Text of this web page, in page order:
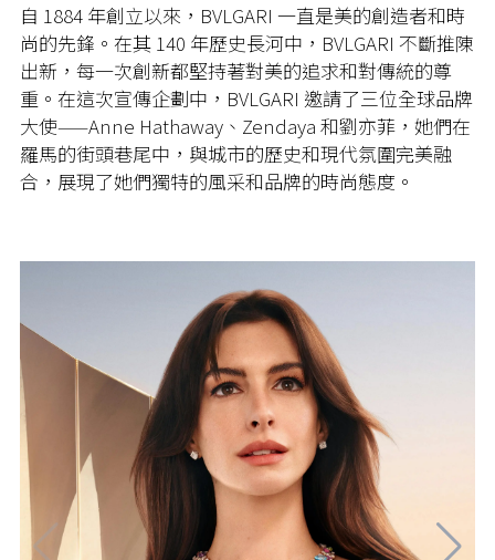
自 1884 年創立以來，BVLGARI 一直是美的創造者和時
尚的先鋒。在其 140 年歷史長河中，BVLGARI 不斷推陳
出新，每一次創新都堅持著對美的追求和對傳統的尊
重。在這次宣傳企劃中，BVLGARI 邀請了三位全球品牌
大使——Anne Hathaway、Zendaya 和劉亦菲，她們在
羅馬的街頭巷尾中，與城市的歷史和現代氛圍完美融
合，展現了她們獨特的風采和品牌的時尚態度。